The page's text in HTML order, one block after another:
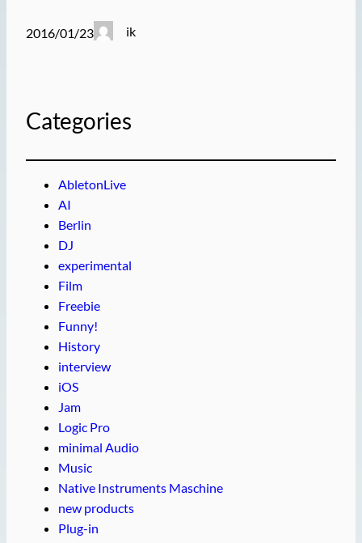
2016/01/23 ik
Categories
AbletonLive
AI
Berlin
DJ
experimental
Film
Freebie
Funny!
History
interview
iOS
Jam
Logic Pro
minimal Audio
Music
Native Instruments Maschine
new products
Plug-in